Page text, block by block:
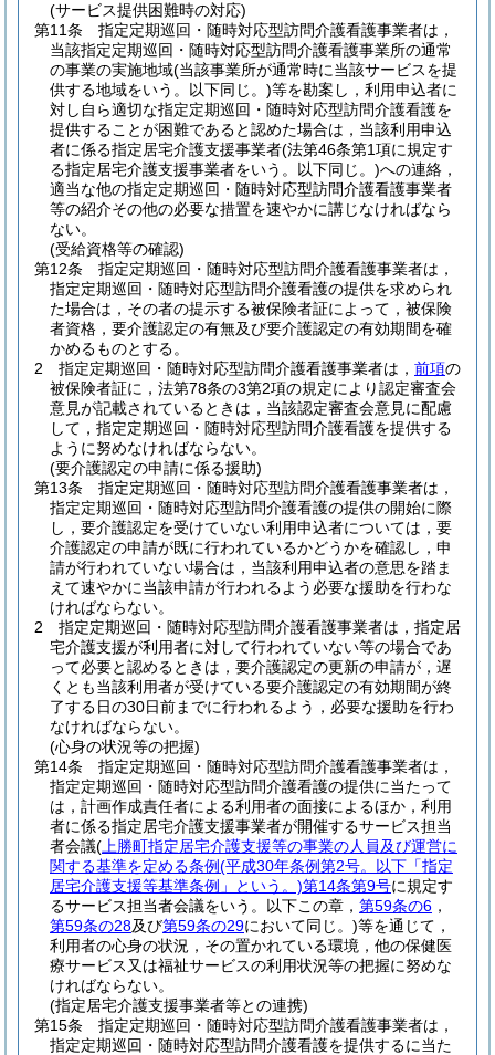
(サービス提供困難時の対応)
第11条
指定定期巡回・随時対応型訪問介護看護事業者は，
当該指定定期巡回・随時対応型訪問介護看護事業所の通常
の事業の実施地域(当該事業所が通常時に当該サービスを提
供する地域をいう。以下同じ。)等を勘案し，利用申込者に
対し自ら適切な指定定期巡回・随時対応型訪問介護看護を
提供することが困難であると認めた場合は，当該利用申込
者に係る指定居宅介護支援事業者(法第46条第1項に規定す
る指定居宅介護支援事業者をいう。以下同じ。)への連絡，
適当な他の指定定期巡回・随時対応型訪問介護看護事業者
等の紹介その他の必要な措置を速やかに講じなければなら
ない。
(受給資格等の確認)
第12条
指定定期巡回・随時対応型訪問介護看護事業者は，
指定定期巡回・随時対応型訪問介護看護の提供を求められ
た場合は，その者の提示する被保険者証によって，被保険
者資格，要介護認定の有無及び要介護認定の有効期間を確
かめるものとする。
2
指定定期巡回・随時対応型訪問介護看護事業者は， 前項の
被保険者証に，法第78条の3第2項の規定により認定審査会
意見が記載されているときは，当該認定審査会意見に配慮
して，指定定期巡回・随時対応型訪問介護看護を提供する
ように努めなければならない。
(要介護認定の申請に係る援助)
第13条
指定定期巡回・随時対応型訪問介護看護事業者は，
指定定期巡回・随時対応型訪問介護看護の提供の開始に際
し，要介護認定を受けていない利用申込者については，要
介護認定の申請が既に行われているかどうかを確認し，申
請が行われていない場合は，当該利用申込者の意思を踏ま
えて速やかに当該申請が行われるよう必要な援助を行わな
ければならない。
2
指定定期巡回・随時対応型訪問介護看護事業者は，指定居
宅介護支援が利用者に対して行われていない等の場合であ
って必要と認めるときは，要介護認定の更新の申請が，遅
くとも当該利用者が受けている要介護認定の有効期間が終
了する日の30日前までに行われるよう，必要な援助を行わ
なければならない。
(心身の状況等の把握)
第14条
指定定期巡回・随時対応型訪問介護看護事業者は，
指定定期巡回・随時対応型訪問介護看護の提供に当たって
は，計画作成責任者による利用者の面接によるほか，利用
者に係る指定居宅介護支援事業者が開催するサービス担当
者会議( 上勝町指定居宅介護支援等の事業の人員及び運営に
関する基準を定める条例(平成30年条例第2号。以下「指定
居宅介護支援等基準条例」という。)第14条第9号に規定す
るサービス担当者会議をいう。以下この章， 第59条の6 ，
第59条の28及び第59条の29において同じ。)等を通じて，
利用者の心身の状況，その置かれている環境，他の保健医
療サービス又は福祉サービスの利用状況等の把握に努めな
ければならない。
(指定居宅介護支援事業者等との連携)
第15条
指定定期巡回・随時対応型訪問介護看護事業者は，
指定定期巡回・随時対応型訪問介護看護を提供するに当た